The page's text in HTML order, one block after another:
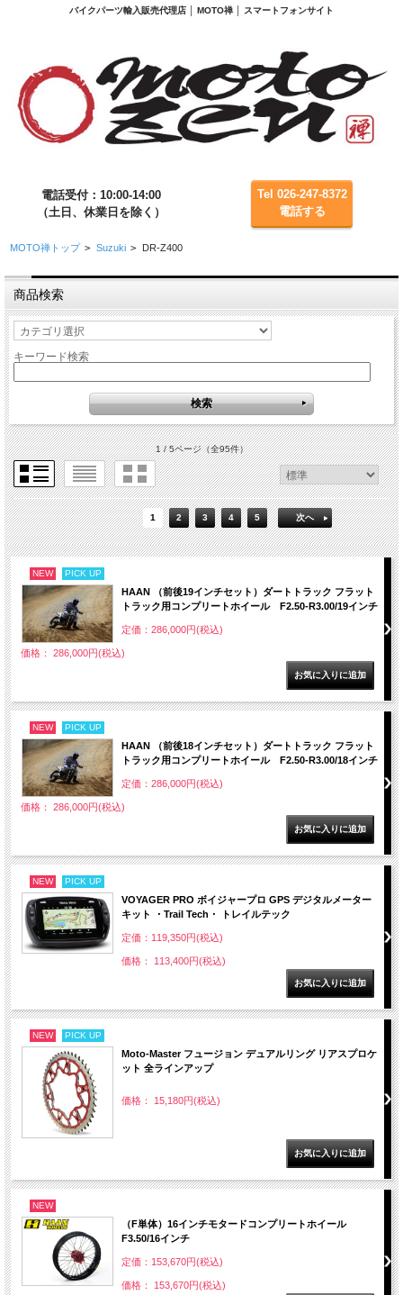
バイクパーツ輸入販売代理店 │ MOTO禅 │ スマートフォンサイト
電話受付：10:00-14:00
（土日、休業日を除く）
Tel 026-247-8372
電話する
MOTO禅トップ > Suzuki > DR-Z400
商品検索
キーワード検索
1 / 5ページ（全95件）
1 2 3 4 5 次へ
NEW PICK UP
HAAN （前後19インチセット）ダートトラック フラット
トラック用コンプリートホイール F2.50-R3.00/19インチ
定価：286,000円(税込)
価格： 286,000円(税込)
NEW PICK UP
HAAN （前後18インチセット）ダートトラック フラット
トラック用コンプリートホイール F2.50-R3.00/18インチ
定価：286,000円(税込)
価格： 286,000円(税込)
NEW PICK UP
VOYAGER PRO ボイジャープロ GPS デジタルメーター
キット ・Trail Tech・ トレイルテック
定価：119,350円(税込)
価格： 113,400円(税込)
NEW PICK UP
Moto-Master フュージョン デュアルリング リアスプロケ
ット 全ラインアップ
価格： 15,180円(税込)
NEW
（F単体）16インチモタードコンプリートホイール
F3.50/16インチ
定価：153,670円(税込)
価格： 153,670円(税込)